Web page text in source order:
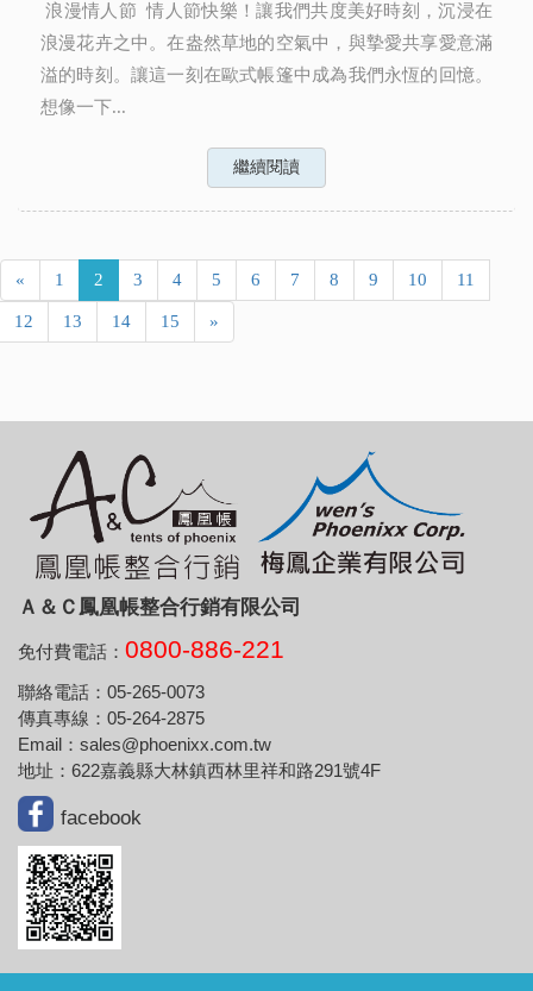
浪漫情人節 情人節快樂！讓我們共度美好時刻，沉浸在
浪漫花卉之中。在盎然草地的空氣中，與摯愛共享愛意滿
溢的時刻。讓這一刻在歐式帳篷中成為我們永恆的回憶。
想像一下...
繼續閱讀
« 1 2 3 4 5 6 7 8 9 10 11
12 13 14 15 »
Ａ＆Ｃ鳳凰帳整合行銷有限公司
免付費電話： 0800-886-221
聯絡電話：05-265-0073
傳真專線：05-264-2875
Email：sales@phoenixx.com.tw
地址：622嘉義縣大林鎮西林里祥和路291號4F
facebook